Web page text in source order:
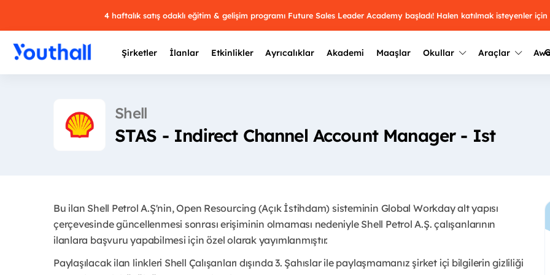
4 haftalık satış odaklı eğitim & gelişim programı Future Sales Leader Academy başladı! Halen katılmak isteyenler
Şirketler İlanlar Etkinlikler Ayrıcalıklar Akademi Maaşlar Okullar
Üniversite kulüplerini ve
keşfet.
Farklı liseleri incele ve
yakından tanı.
Araçlar
Oy ver
Kazananları
2022Kazananları
Shell
STAS - Indirect Channel Account Manager - Ist
Bu ilan Shell Petrol A.Ş'nin, Open Resourcing (Açık İstihdam) sisteminin Global Workday alt yapısı
çerçevesinde güncellenmesi sonrası erişiminin olmaması nedeniyle Shell Petrol A.Ş. çalışanlarının
ilanlara başvuru yapabilmesi için özel olarak yayımlanmıştır. ​
Paylaşılacak ilan linkleri Shell Çalışanları dışında 3. Şahıslar ile paylaşmamanız şirket içi bilgilerin gizliliği